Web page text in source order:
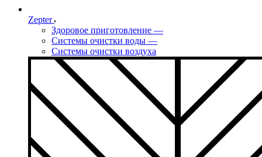
Zepter
Здоровое приготовление —
Системы очистки воды —
Системы очистки воздуха